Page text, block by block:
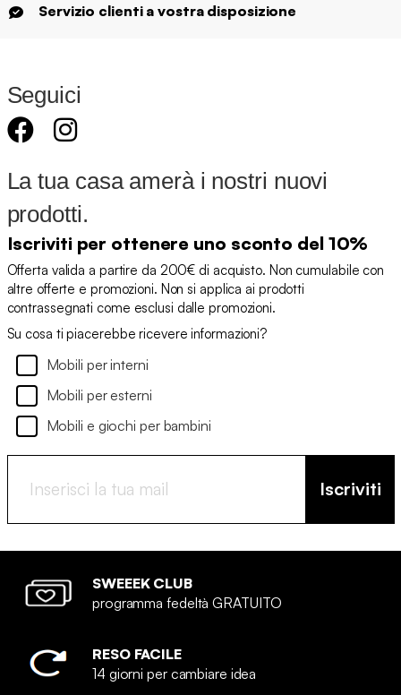
Servizio clienti a vostra disposizione
Seguici
La tua casa amerà i nostri nuovi
prodotti.
Iscriviti per ottenere uno sconto del 10%
Offerta valida a partire da 200€ di acquisto. Non cumulabile con
altre offerte e promozioni. Non si applica ai prodotti
contrassegnati come esclusi dalle promozioni.
Su cosa ti piacerebbe ricevere informazioni?
Mobili per interni
Mobili per esterni
Mobili e giochi per bambini
Iscriviti
SWEEEK CLUB
programma fedeltà GRATUITO
RESO FACILE
14 giorni per cambiare idea